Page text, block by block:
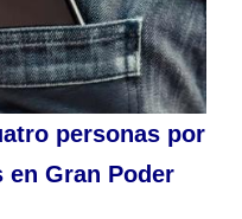
personas por
Gran Poder